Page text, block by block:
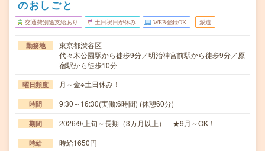
のおしごと
交通費別途支給あり 土日祝日が休み WEB登録OK 派遣
勤務地
東京都渋谷区
代々木公園駅から徒歩9分／明治神宮前駅から徒歩9分／原
宿駅から徒歩10分
曜日頻度 月～金※土日休み！
時間 9:30～16:30(実働:6時間) (休憩60分)
期間 2026/9/上旬～長期（3カ月以上） ★9月～OK！
時給 時給1650円